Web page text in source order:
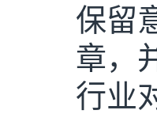
保留
章，
行业